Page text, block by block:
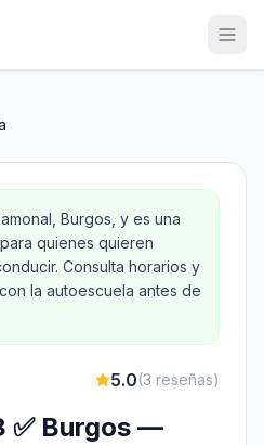
Burgos, y es una
quienes quieren
Consulta horarios y
la autoescuela antes de
5.0(3 reseñas)
✅ Burgos —